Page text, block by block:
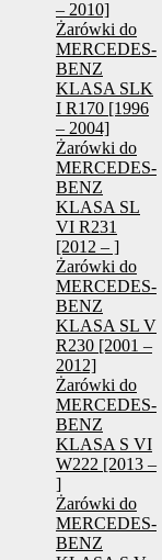
– 2010]
Żarówki do
MERCEDES-
BENZ
KLASA SLK
I R170 [1996
– 2004]
Żarówki do
MERCEDES-
BENZ
KLASA SL
VI R231
[2012 – ]
Żarówki do
MERCEDES-
BENZ
KLASA SL V
R230 [2001 –
2012]
Żarówki do
MERCEDES-
BENZ
KLASA S VI
W222 [2013 –
]
Żarówki do
MERCEDES-
BENZ